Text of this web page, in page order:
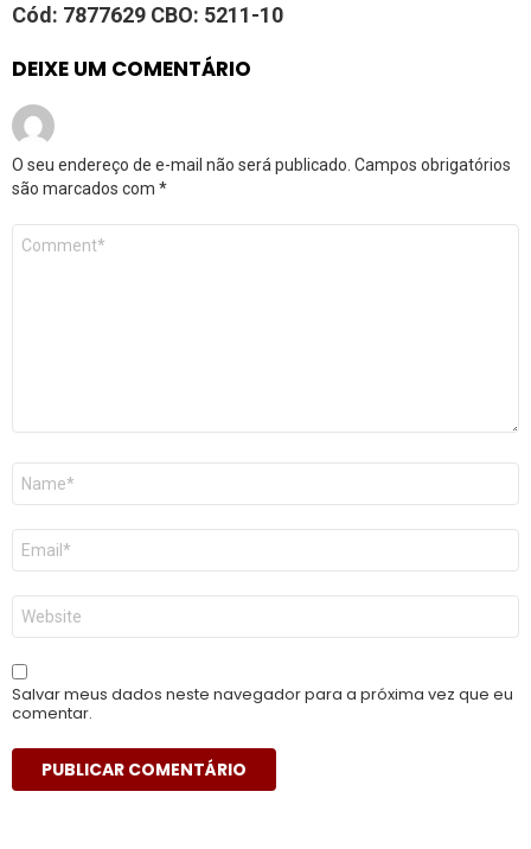
Cód: 7877629 CBO: 5211-10
DEIXE UM COMENTÁRIO
O seu endereço de e-mail não será publicado. Campos obrigatórios
são marcados com *
Comentário
Nome
E-
mail
*
Site
Salvar meus dados neste navegador para a próxima vez que eu
comentar.